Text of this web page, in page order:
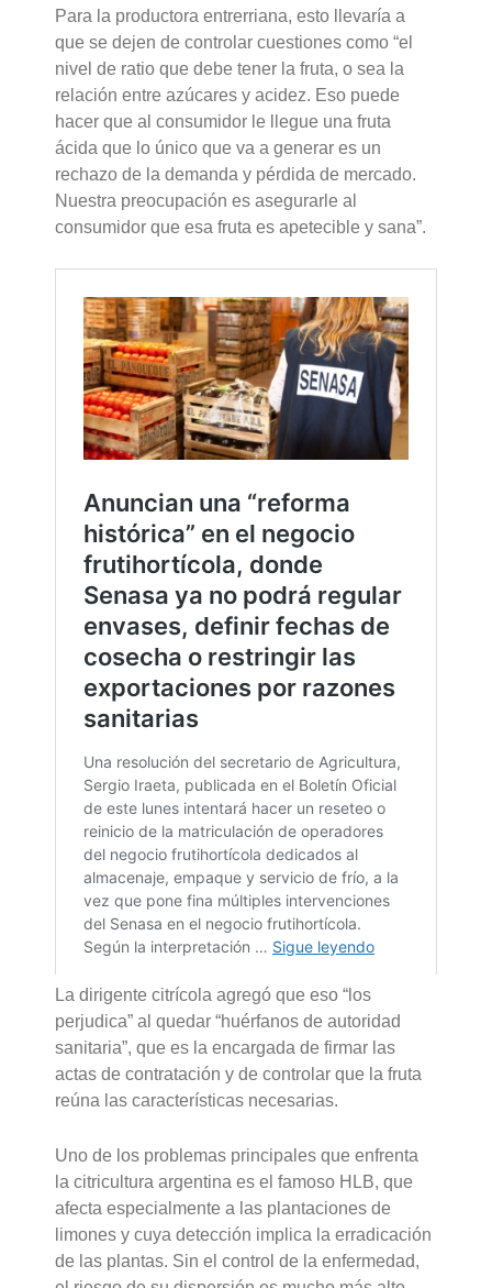
Para la productora entrerriana, esto llevaría a
que se dejen de controlar cuestiones como “el
nivel de ratio que debe tener la fruta, o sea la
relación entre azúcares y acidez. Eso puede
hacer que al consumidor le llegue una fruta
ácida que lo único que va a generar es un
rechazo de la demanda y pérdida de mercado.
Nuestra preocupación es asegurarle al
consumidor que esa fruta es apetecible y sana”.
La dirigente citrícola agregó que eso “los
perjudica” al quedar “huérfanos de autoridad
sanitaria”, que es la encargada de firmar las
actas de contratación y de controlar que la fruta
reúna las características necesarias.
Uno de los problemas principales que enfrenta
la citricultura argentina es el famoso HLB, que
afecta especialmente a las plantaciones de
limones y cuya detección implica la erradicación
de las plantas. Sin el control de la enfermedad,